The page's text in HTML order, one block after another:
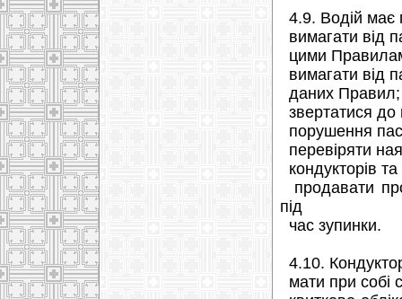
4.9. Водій має
вимагати від
цими
вимагати від
даних Правил;
звертатися до
порушення
перевіряти
кондукторів
продавати
під
час зупинки.
4.10.
мати при собі